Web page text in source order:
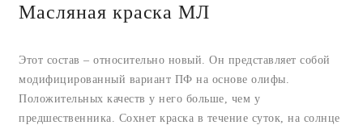
Масляная краска МЛ
Этот состав – относительно новый. Он представляет собой
модифицированный вариант ПФ на основе олифы.
Положительных качеств у него больше, чем у
предшественника. Сохнет краска в течение суток, на солнце